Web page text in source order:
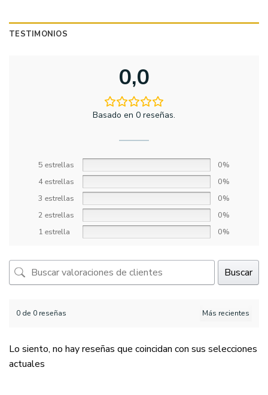
TESTIMONIOS
0,0
Basado en 0 reseñas.
5 estrellas
0%
4 estrellas
0%
3 estrellas
0%
2 estrellas
0%
1 estrella
0%
Buscar
0 de 0 reseñas
Lo siento, no hay reseñas que coincidan con sus selecciones
actuales